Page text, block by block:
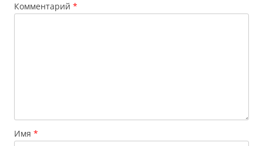
Комментарий *
Имя *